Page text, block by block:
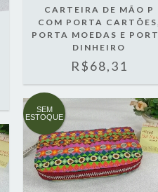
CARTEIRA DE MÃO P
COM PORTA CARTÕES,
PORTA MOEDAS E
DINHEIRO
R$68,31
SEM
ESTOQUE